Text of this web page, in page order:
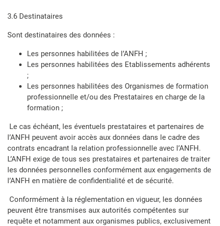
3.6 Destinataires
Sont destinataires des données :
Les personnes habilitées de l’ANFH ;
Les personnes habilitées des Etablissements adhérents
;
Les personnes habilitées des Organismes de formation
professionnelle et/ou des Prestataires en charge de la
formation ;
Le cas échéant, les éventuels prestataires et partenaires de
l’ANFH peuvent avoir accès aux données dans le cadre des
contrats encadrant la relation professionnelle avec l’ANFH.
L’ANFH exige de tous ses prestataires et partenaires de traiter
les données personnelles conformément aux engagements de
l’ANFH en matière de confidentialité et de sécurité.
Conformément à la réglementation en vigueur, les données
peuvent être transmises aux autorités compétentes sur
requête et notamment aux organismes publics, exclusivement